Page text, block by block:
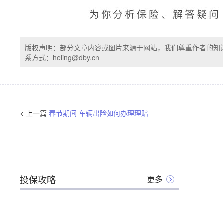
版权声明：部分文章内容或图片来源于网站，我们尊重作者的
系方式：heling@dby.cn
< 上一篇 春节期间 车辆出险如何办理理赔
投保攻略 更多